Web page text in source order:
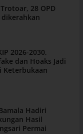
28 OPD
2026-2030,
dan Hoaks Jadi
Keterbukaan
Hadiri
Hasil
Permai